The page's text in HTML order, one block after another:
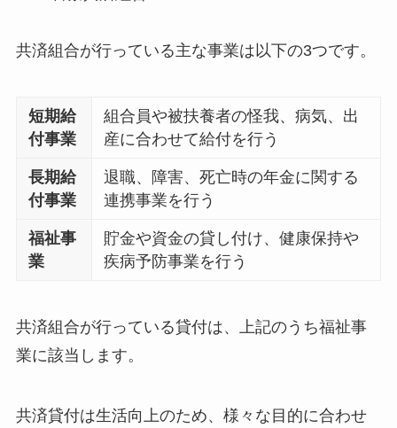
共済組合が行っている主な事業は以下の3つです。
短期給
付事業
組合員や被扶養者の怪我、病気、出
産に合わせて給付を行う
長期給
付事業
退職、障害、死亡時の年金に関する
連携事業を行う
福祉事
業
貯金や資金の貸し付け、健康保持や
疾病予防事業を行う
共済組合が行っている貸付は、上記のうち福祉事
業に該当します。
共済貸付は生活向上のため、様々な目的に合わせ